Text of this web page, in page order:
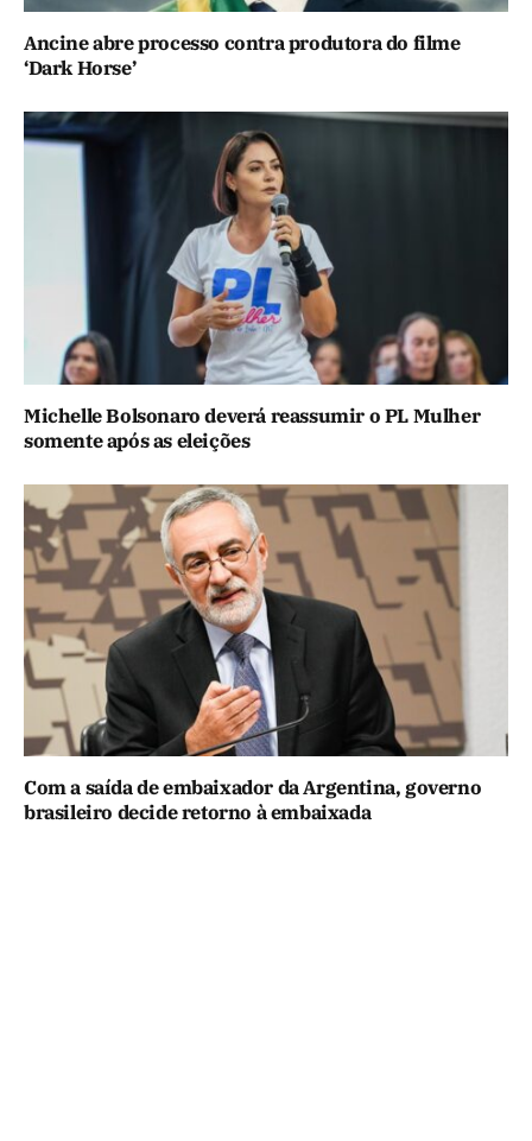
Ancine abre processo contra produtora do filme
‘Dark Horse’
Michelle Bolsonaro deverá reassumir o PL Mulher
somente após as eleições
Com a saída de embaixador da Argentina, governo
brasileiro decide retorno à embaixada